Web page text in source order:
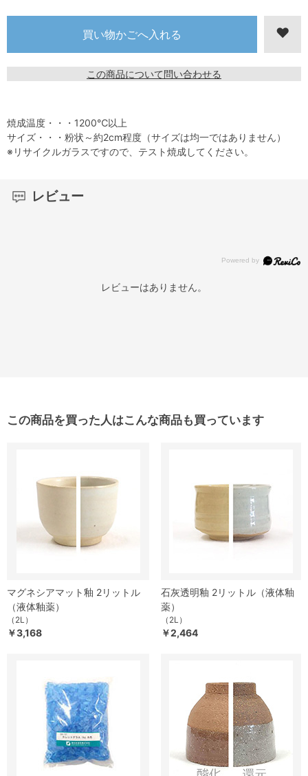
この商品について問い合わせる
焼成温度・・・1200℃以上
サイズ・・・粉状～約2cm程度（サイズは均一ではありません）
※リサイクルガラスですので、テスト焼成してください。
レビュー
レビューはありません。
この商品を買った人はこんな商品も買っています
マグネシアマット釉 2リットル
（液体釉薬）
（2L）
￥3,168
石灰透明釉 2リットル（液体釉
薬）
（2L）
￥2,464